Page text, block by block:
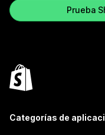
Prueba
Categorías de